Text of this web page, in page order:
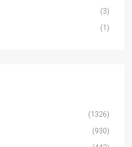
(3)
(1)
(1326)
(930)